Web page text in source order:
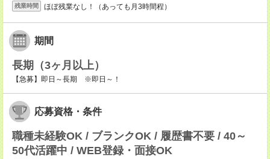
残業時間 ほぼ残業なし！（あっても月3時間程）
期間
長期（3ヶ月以上）
【急募】即日～長期 ※即日～！
応募資格・条件
職種未経験OK / ブランクOK / 履歴書不要 / 40～
50代活躍中 / WEB登録・面接OK